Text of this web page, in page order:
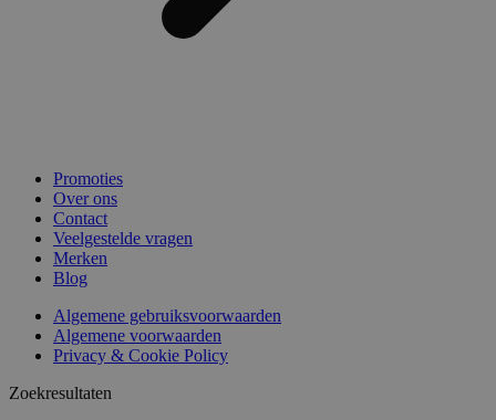
Promoties
Over ons
Contact
Veelgestelde vragen
Merken
Blog
Algemene gebruiksvoorwaarden
Algemene voorwaarden
Privacy & Cookie Policy
Zoekresultaten